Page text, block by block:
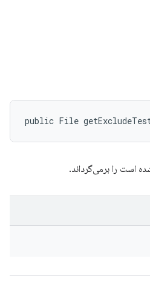
public File
است را برمی‌گرداند.